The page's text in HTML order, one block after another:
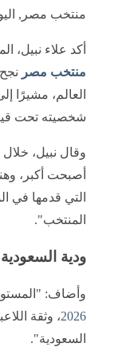
منتخب مصر, اليوم الأربعاء 1
أكد علاء نبيل،
منتخب مصر
العالم، مشيرًا
شخصيته تحت
أصبحت أكبر،
التي قدمها في
المنتخب".
ودية
وأضاف:
2026، وثقة
السعودية".